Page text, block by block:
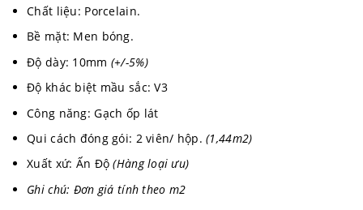
Chất liệu: Porcelain.
Bề mặt: Men bóng.
Độ dày: 10mm (+/-5%)
Độ khác biệt mầu sắc: V3
Công năng: Gạch ốp lát
Qui cách đóng gói: 2 viên/ hộp.(1,44m2)
Xuất xứ: Ấn Độ (Hàng loại ưu)
Ghi chú: Đơn giá tính theo m2